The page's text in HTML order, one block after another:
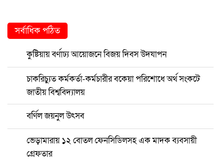
সর্বাধিক পঠিত
কুষ্টিয়ায় বর্ণাঢ্য আয়োজনে বিজয় দিবস উদযাপন
চাকরিচ্যুত কর্মকর্তা-কর্মচারীর বকেয়া পরিশোধে অর্থ সংকটে
জাতীয় বিশ্ববিদ্যালয়
বর্ণিল জয়নুল উৎসব
ভেড়ামারায় ১২ বোতল ফেনসিডিলসহ এক মাদক ব্যবসায়ী
গ্রেফতার